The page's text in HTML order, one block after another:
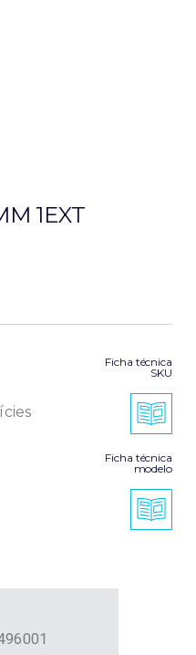
1EXT
Ficha técnica
SKU
Ficha técnica
modelo